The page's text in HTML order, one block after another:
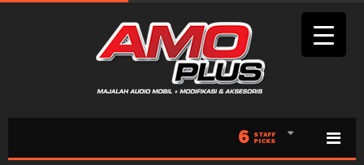
6 STAFF
PICKS